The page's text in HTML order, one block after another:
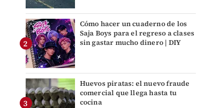
Cómo hacer un cuaderno de los
Saja Boys para el regreso a clases
sin gastar mucho dinero | DIY
Huevos piratas: el nuevo fraude
comercial que llega hasta tu
cocina